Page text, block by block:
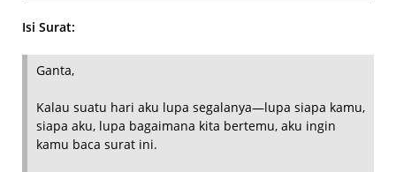
Isi Surat:
Ganta,
Kalau suatu hari aku lupa segalanya—lupa siapa kamu,
siapa aku, lupa bagaimana kita bertemu, aku ingin
kamu baca surat ini.